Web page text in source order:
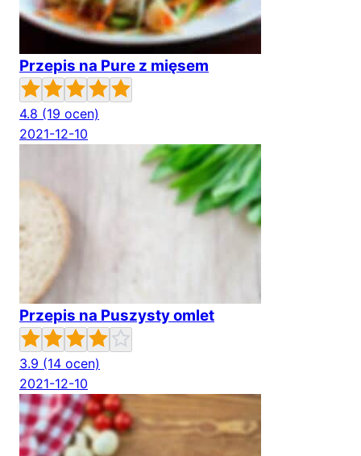
Przepis na Pure z mięsem
4.8 (19 ocen)
2021-12-10
Przepis na Puszysty omlet
3.9 (14 ocen)
2021-12-10